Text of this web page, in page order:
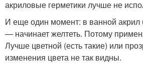
акриловые герметики лучше не
И еще один момент: в ванной акрил
— начинает желтеть. Потому
Лучше цветной (есть такие) или
изменения цвета не так видны.